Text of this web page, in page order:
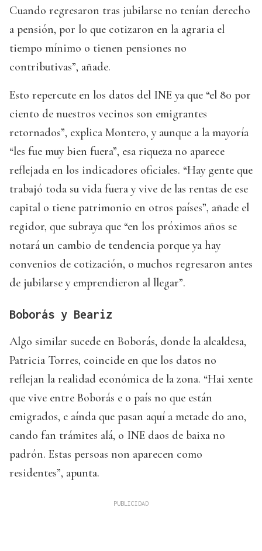
Cuando regresaron tras jubilarse no tenían derecho
a pensión, por lo que cotizaron en la agraria el
tiempo mínimo o tienen pensiones no
contributivas”, añade.
Esto repercute en los datos del INE ya que “el 80 por
ciento de nuestros vecinos son emigrantes
retornados”, explica Montero, y aunque a la mayoría
“les fue muy bien fuera”, esa riqueza no aparece
reflejada en los indicadores oficiales. “Hay gente que
trabajó toda su vida fuera y vive de las rentas de ese
capital o tiene patrimonio en otros países”, añade el
regidor, que subraya que “en los próximos años se
notará un cambio de tendencia porque ya hay
convenios de cotización, o muchos regresaron antes
de jubilarse y emprendieron al llegar”.
Boborás y Beariz
Algo similar sucede en Boborás, donde la alcaldesa,
Patricia Torres, coincide en que los datos no
reflejan la realidad económica de la zona. “Hai xente
que vive entre Boborás e o país no que están
emigrados, e aínda que pasan aquí a metade do ano,
cando fan trámites alá, o INE daos de baixa no
padrón. Estas persoas non aparecen como
residentes”, apunta.